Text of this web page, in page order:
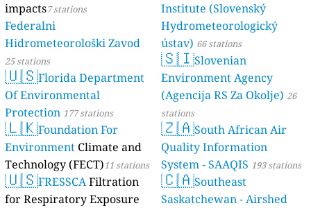
impacts7 stations
Federalni
Hidrometeorološki Zavod
25 stations
🇺🇸Florida Department
Of Environmental
Protection 177 stations
🇱🇰Foundation For
Environment Climate and
Technology (FECT)11 stations
🇺🇸FRESSCAFiltration
for Respiratory Exposure
Institute (Slovenský
Hydrometeorologický
ústav) 66 stations
🇸🇮Slovenian
Environment Agency
(Agencija RS Za Okolje) 26
stations
🇿🇦South African Air
Quality Information
System - SAAQIS 193 stations
🇨🇦Southeast
Saskatchewan - Airshed